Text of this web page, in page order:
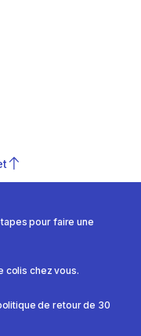
pour faire une
colis chez vous.
de retour de 30